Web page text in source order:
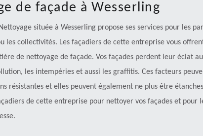
de façade à Wesserling
Nettoyage située à Wesserling propose ses services pour les
les collectivités. Les façadiers de cette entreprise vous
de nettoyage de façade. Vos façades perdent leur éclat
les intempéries et aussi les graffitis. Ces facteurs
résistantes et elles peuvent également ne plus être
de cette entreprise pour nettoyer vos façades et pour